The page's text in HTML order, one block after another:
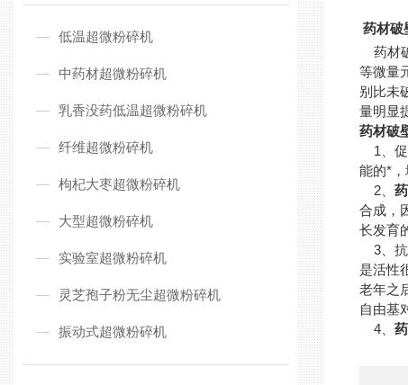
低温超微粉碎机
中药材超微粉碎机
乳香没药低温超微粉碎机
纤维超微粉碎机
枸杞大枣超微粉碎机
大型超微粉碎机
实验室超微粉碎机
灵芝孢子粉无尘超微粉碎机
振动式超微粉碎机
药材破
药材
等微量
别比未
量明显
药材破
1、促
能的*
2、
合成，
长发育
3、抗
是活性
老年之
自由基
4、